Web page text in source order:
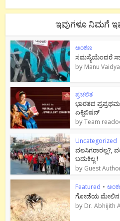
ಇವುಗಳೂ ನಿಮಗೆ
ಅಂಕಣ
ಸಮಸ್ಯೆಯೆಂದರೆ
by Manu Vaidya
ಪ್ರಚಲಿತ
ಭಾರತದ ಪ್ರಪ್ರಥಮ
ಎಕ್ಸಿಬಿಷನ್
byTeam
Uncategorized
ವಲಸಿಗರಾರಲ್ಲ?,
ಬದುಕಿಲ್ಲ !
by Guest
Featured •
ಗೋಡೆಯ ಮೇಲಿನ
by Dr. Abhijith